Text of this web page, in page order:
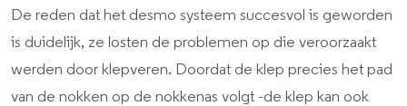
De reden dat het desmo systeem succesvol is geworden
is duidelijk, ze losten de problemen op die veroorzaakt
werden door klepveren. Doordat de klep precies het pad
van de nokken op de nokkenas volgt -de klep kan ook